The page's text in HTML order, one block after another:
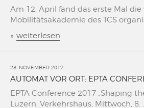
Am 12. April fand das erste Mal die
Mobilitätsakademie des TCS
» weiterlesen
28. NOVEMBER 2017
AUTOMAT VOR ORT: EPTA
EPTA Conference 2017 „Shaping
Luzern, Verkehrshaus, Mittwoch, 8.